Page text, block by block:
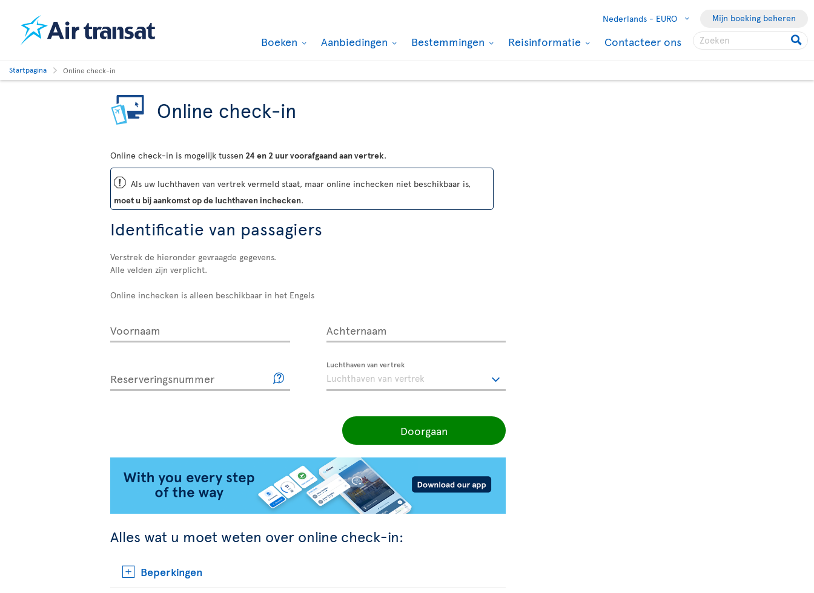
Nederlands - EURO Mijn boeking beheren
Boeken Aanbiedingen Bestemmingen Reisinformatie Contacteer ons
Startpagina Online check-in
Online check-in
Online check-in is mogelijk tussen 24 en 2 uur voorafgaand aan vertrek.
ü Als uw luchthaven van vertrek vermeld staat, maar online inchecken niet beschikbaar is,
moet u bij aankomst op de luchthaven inchecken.
Identificatie van passagiers
Verstrek de hieronder gevraagde gegevens.
Alle velden zijn verplicht.
Online inchecken is alleen beschikbaar in het Engels
Voornaam Achternaam
Reserveringsnummer
Luchthaven van vertrek
Doorgaan
Alles wat u moet weten over online check-in:
Beperkingen